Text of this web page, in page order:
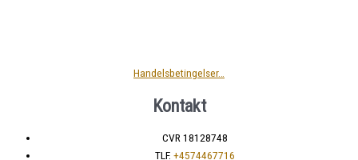
Handelsbetingelser…
Kontakt
CVR 18128748
TLF. +4574467716